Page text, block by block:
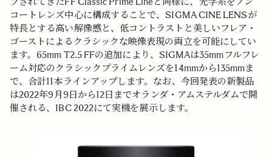
コートレンズ中心に構成することで、SIGMA CINE LENSが
特長とする高い解像感と、低コントラストと美しいフレア・
ゴーストによるクラシックな映像表現の両立を可能にしてい
ます。65mm T2.5 FFの追加により、SIGMAは35mmフルフレ
ーム対応のクラシックプライムレンズを14mmから135mmま
で、合計11本ラインアップします。なお、今回発表の新製品
は2022年9月9日から12日までオランダ・アムステルダムで開
催される、IBC 2022にて実機を展示します。